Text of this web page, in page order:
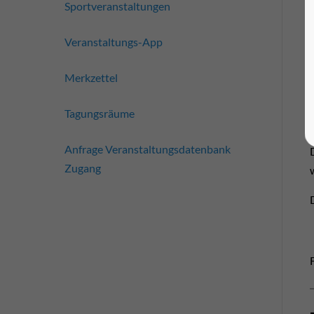
Sportveranstaltungen
Veranstaltungs-App
Merkzettel
Tagungsräume
Anfrage Veranstaltungsdatenbank
Zugang